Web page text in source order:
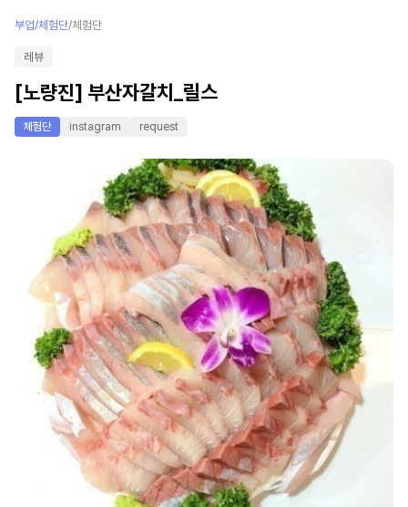
부업/체험단/체험단
레뷰
[노량진] 부산자갈치_릴스
체험단 instagram request